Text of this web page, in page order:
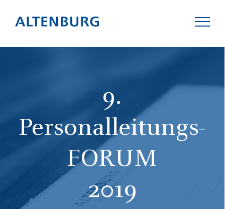
KANZLEI
TEAM
KOMPETENZEN
AKTUELLES
9.
Personalleitungs-
FORUM
2019